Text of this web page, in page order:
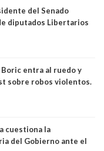
del Senado
diputados Libertarios
equivocado"
entra al ruedo y
sobre robos violentos.
cuestiona la
del Gobierno ante el